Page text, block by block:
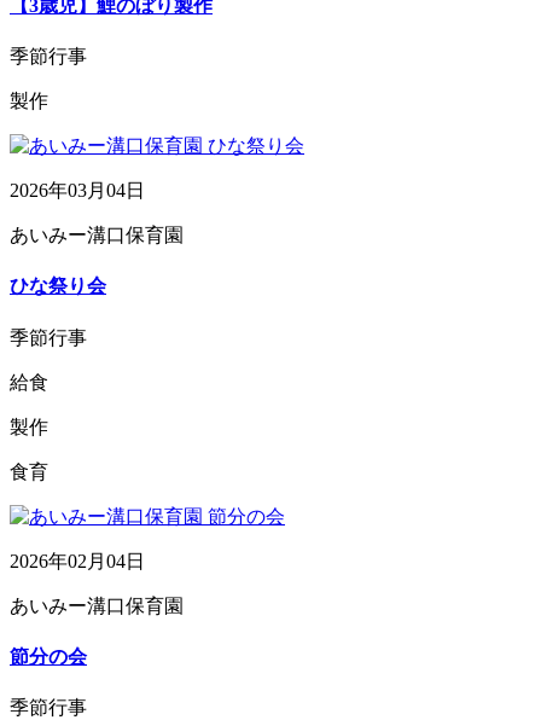
【3歳児】鯉のぼり製作
季節行事
製作
2026年03月04日
あいみー溝口保育園
ひな祭り会
季節行事
給食
製作
食育
2026年02月04日
あいみー溝口保育園
節分の会
季節行事